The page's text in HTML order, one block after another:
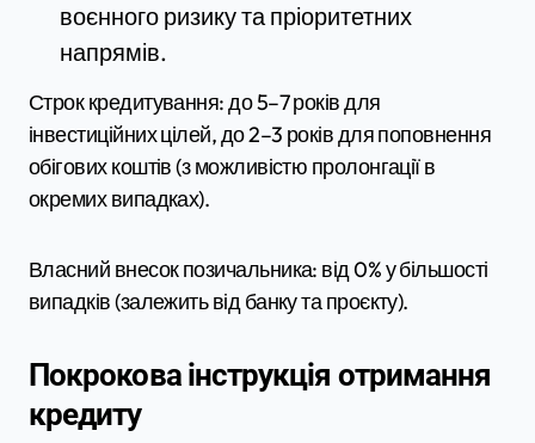
воєнного ризику та пріоритетних
напрямів.
Строк кредитування: до 5–7 років для
інвестиційних цілей, до 2–3 років для поповнення
обігових коштів (з можливістю пролонгації в
окремих випадках).
Власний внесок позичальника: від 0% у більшості
випадків (залежить від банку та проєкту).
Покрокова інструкція отримання
кредиту